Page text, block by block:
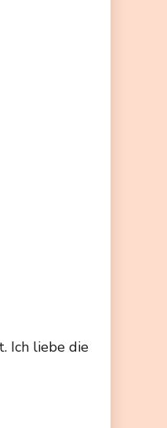
Ich liebe die